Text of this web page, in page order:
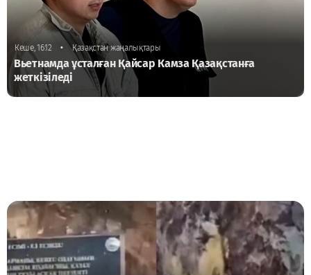
Кеше, 16:12 • Қазақстан жаңалықтары
Вьетнамда ұсталған Қайсар Камза Қазақстанға
жеткізіледі